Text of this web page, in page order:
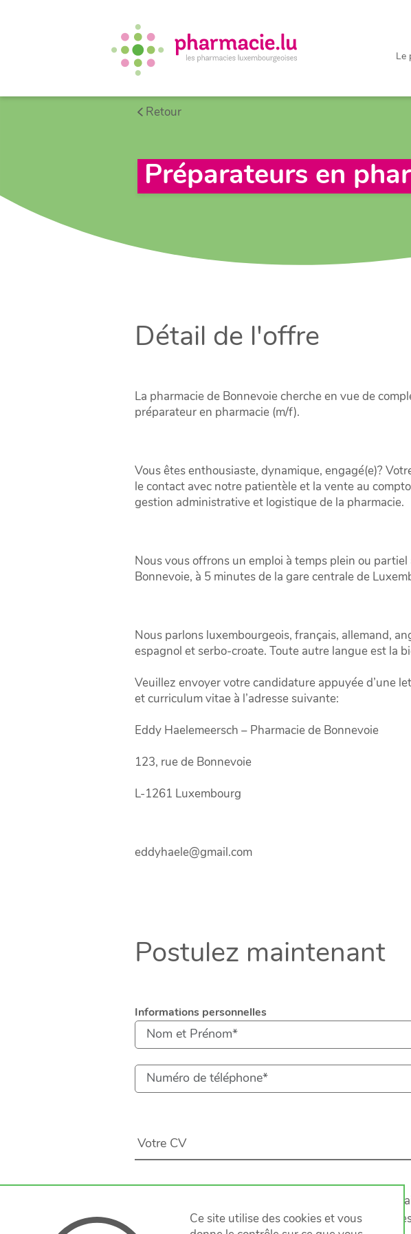
Le
Retour
Préparateurs en
Détail de l'offre
La pharmacie de Bonnevoie cherche en vue de
préparateur en pharmacie (m/f).
Vous êtes enthousiaste, dynamique, engagé(e)?
le contact avec notre patientèle et la vente au
gestion administrative et logistique de la pharmacie.
Nous vous offrons un emploi à temps plein ou
Bonnevoie, à 5 minutes de la gare centrale de
Nous parlons luxembourgeois, français, allemand,
espagnol et serbo-croate. Toute autre langue est la
Veuillez envoyer votre candidature appuyée d’une
et curriculum vitae à l’adresse suivante:
Eddy Haelemeersch – Pharmacie de Bonnevoie
123, rue de Bonnevoie
L-1261 Luxembourg
eddyhaele@gmail.com
Postulez maintenant
Informations personnelles
Votre CV
Protégeons ensemble vos données. Prenez
Vous acceptez que nous conservions vos
Ce site utilise des cookies et vous